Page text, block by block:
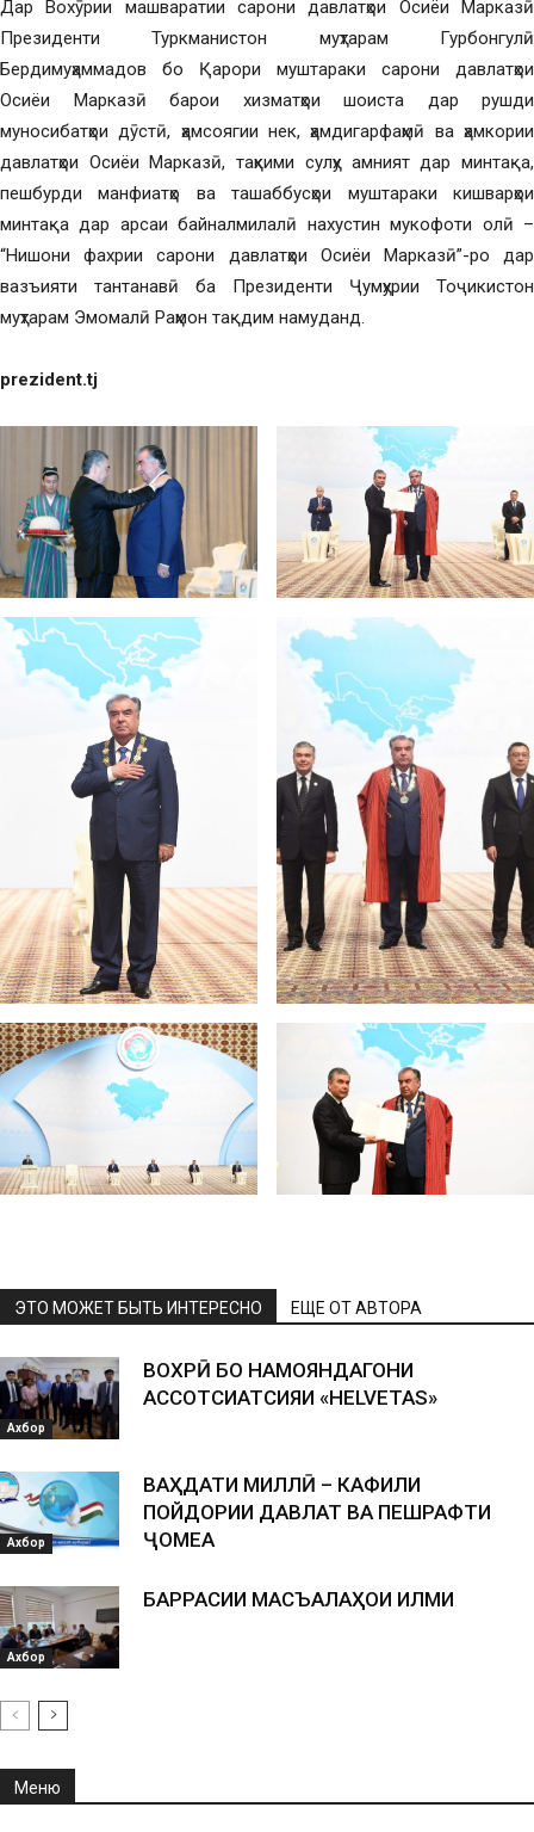
Дар Вохӯрии машваратии сарони давлатҳои Осиёи Марказӣ
Президенти Туркманистон муҳтарам Гурбонгулӣ
Бердимуҳаммадов бо Қарори муштараки сарони давлатҳои
Осиёи Марказӣ барои хизматҳои шоиста дар рушди
муносибатҳои дӯстӣ, ҳамсоягии нек, ҳамдигарфаҳмӣ ва ҳамкории
давлатҳои Осиёи Марказӣ, таҳкими сулҳу амният дар минтақа,
пешбурди манфиатҳо ва ташаббусҳои муштараки кишварҳои
минтақа дар арсаи байналмилалӣ нахустин мукофоти олӣ –
“Нишони фахрии сарони давлатҳои Осиёи Марказӣ”-ро дар
вазъияти тантанавӣ ба Президенти Ҷумҳурии Тоҷикистон
муҳтарам Эмомалӣ Раҳмон тақдим намуданд.
prezident.tj
ЭТО МОЖЕТ БЫТЬ ИНТЕРЕСНО ЕЩЕ ОТ АВТОРА
Ахбор
ВОХӮРӢ БО НАМОЯНДАГОНИ
АССОТСИАТСИЯИ «HELVETAS»
Ахбор
ВАҲДАТИ МИЛЛӢ – КАФИЛИ
ПОЙДОРИИ ДАВЛАТ ВА ПЕШРАФТИ
ҶОМЕА
Ахбор
БАРРАСИИ МАСЪАЛАҲОИ ИЛМИ
Меню